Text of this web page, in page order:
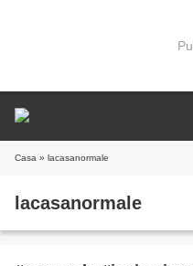
Casa » lacasanormale
lacasanormale